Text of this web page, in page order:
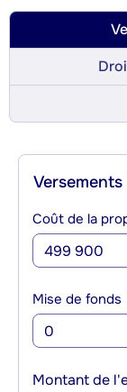
Coût de la
Mise de fonds
Montant de